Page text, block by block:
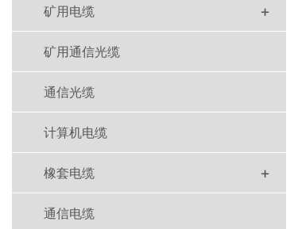
矿用电缆 +
矿用通信光缆
通信光缆
计算机电缆
橡套电缆 +
通信电缆